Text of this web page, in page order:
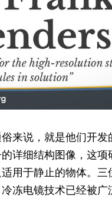
来说，就是他们开
详细结构图像，这
用于静止的物体。三
冻电镜技术已经被